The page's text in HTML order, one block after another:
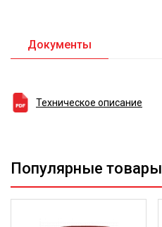
Документы
Техническое описание
Популярные товары